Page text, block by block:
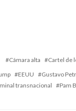
Tagged
Cámara alta Cartel de
EEUU Gustavo
transnacional
Pam